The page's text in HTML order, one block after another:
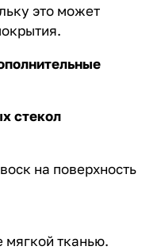
это может
стекол
на поверхность
мягкой тканью.